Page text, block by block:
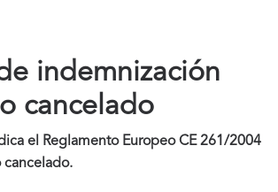
indemnización
cancelado
el Reglamento Europeo CE 261/2004
cancelado.